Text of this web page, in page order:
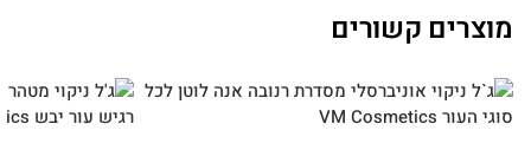
מוצרים קשורים